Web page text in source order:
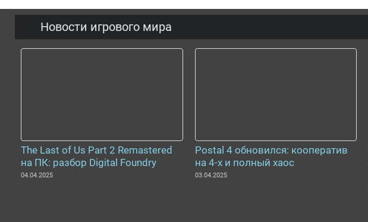
Новости игрового мира
The Last of Us Part 2 Remastered
на ПК: разбор Digital Foundry
04.04.2025
Postal 4 обновился: кооператив
на 4-х и полный хаос
03.04.2025